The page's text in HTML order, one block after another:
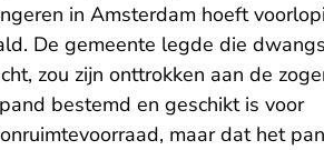
in Amsterdam hoeft
De gemeente legde die
zou zijn onttrokken aan de
bestemd en geschikt is voor
maar dat het